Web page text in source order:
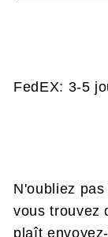
FedEX: 3-5
N'oubliez
vous trouvez
plaît